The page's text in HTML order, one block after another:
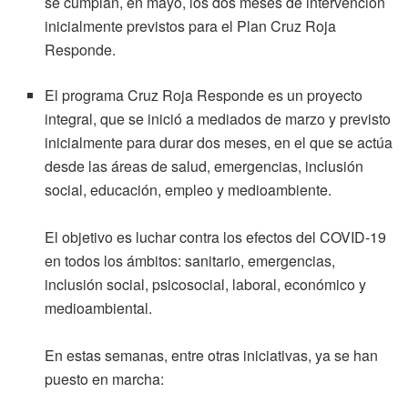
inicialmente previstos para el Plan Cruz Roja
Responde.
El programa Cruz Roja Responde es un proyecto
integral, que se inició a mediados de marzo y previsto
inicialmente para durar dos meses, en el que se actúa
desde las áreas de salud, emergencias, inclusión
social, educación, empleo y medioambiente.
El objetivo es luchar contra los efectos del COVID-19
en todos los ámbitos: sanitario, emergencias,
inclusión social, psicosocial, laboral, económico y
medioambiental.
En estas semanas, entre otras iniciativas, ya se han
puesto en marcha: